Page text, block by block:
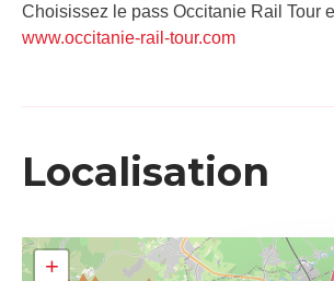
Choisissez le pass Occitanie Rail Tour
www.occitanie-rail-tour.com
Localisation
+